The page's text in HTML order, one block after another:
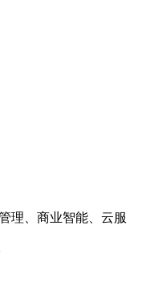
理、商业智能、云服